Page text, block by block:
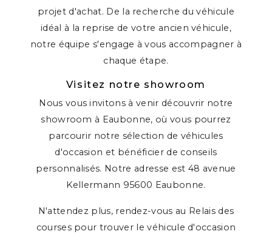
projet d'achat. De la recherche du véhicule
idéal à la reprise de votre ancien véhicule,
notre équipe s'engage à vous accompagner à
chaque étape.
Visitez notre showroom
Nous vous invitons à venir découvrir notre
showroom à Eaubonne, où vous pourrez
parcourir notre sélection de véhicules
d'occasion et bénéficier de conseils
personnalisés. Notre adresse est 48 avenue
Kellermann 95600 Eaubonne.
N'attendez plus, rendez-vous au Relais des
courses pour trouver le véhicule d'occasion